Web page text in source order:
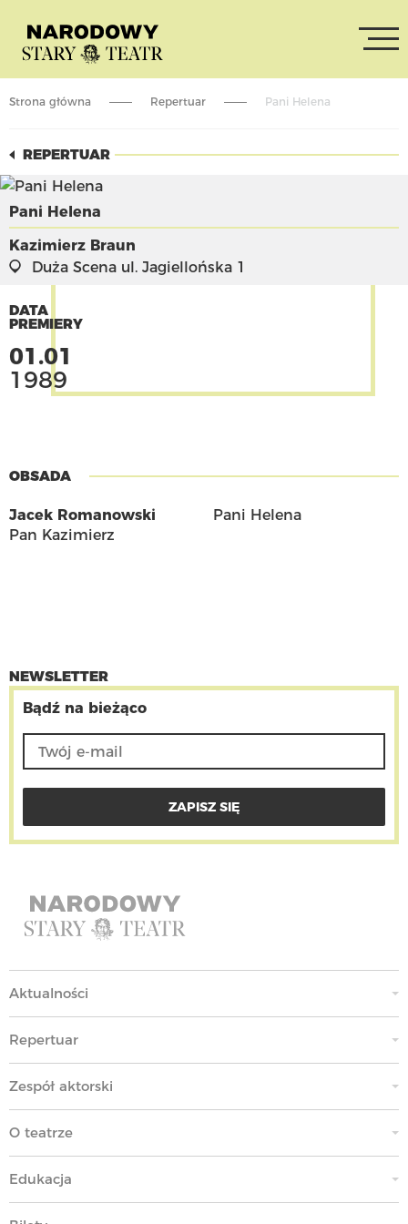
Strona główna Repertuar Pani Helena
REPERTUAR
Pani Helena
Kazimierz Braun
Duża Scena ul. Jagiellońska 1
DATA
PREMIERY
01.01
1989
OBSADA
Jacek Romanowski
Pan Kazimierz
Pani Helena
NEWSLETTER
Bądź na bieżąco
Aktualności
Repertuar
Zespół aktorski
O teatrze
Edukacja